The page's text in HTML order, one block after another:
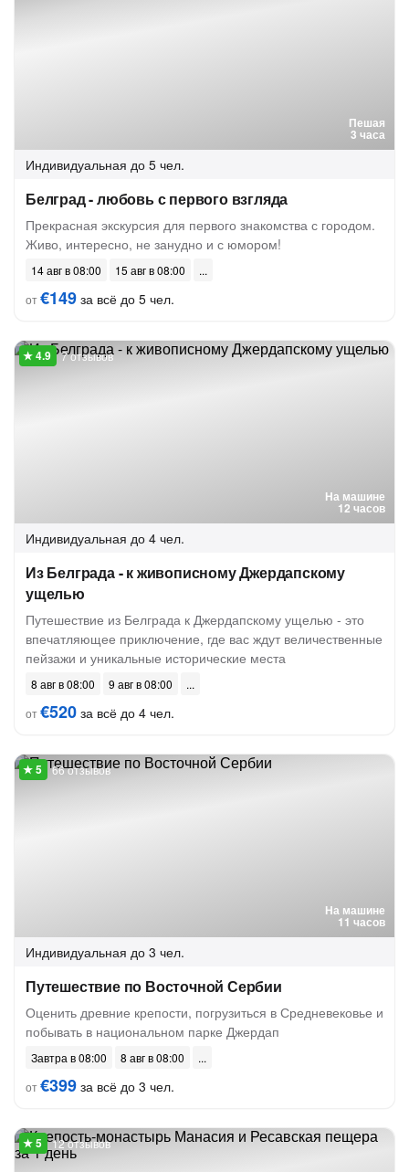
Пешая
3 часа
Индивидуальная до 5 чел.
Белград - любовь с первого взгляда
Прекрасная экскурсия для первого знакомства с городом.
Живо, интересно, не занудно и с юмором!
14 авг в 08:00
15 авг в 08:00
от€149 за всё до 5 чел.
На машине
12 часов
7 отзывов
Индивидуальная до 4 чел.
Из Белграда - к живописному Джердапскому
ущелью
Путешествие из Белграда к Джердапскому ущелью - это
впечатляющее приключение, где вас ждут величественные
пейзажи и уникальные исторические места
8 авг в 08:00
9 авг в 08:00
от€520 за всё до 4 чел.
На машине
11 часов
66 отзывов
Индивидуальная до 3 чел.
Путешествие по Восточной Сербии
Оценить древние крепости, погрузиться в Средневековье и
побывать в национальном парке Джердап
Завтра в 08:00
8 авг в 08:00
от€399 за всё до 3 чел.
12 отзывов